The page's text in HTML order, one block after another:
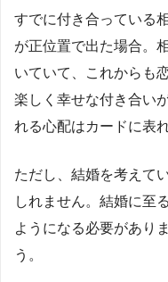
すでに付き合っている
が正位置で出た場合。
いていて、これからも
楽しく幸せな付き合い
れる心配はカードに表
ただし、結婚を考えて
しれません。結婚に至
ようになる必要があり
う。